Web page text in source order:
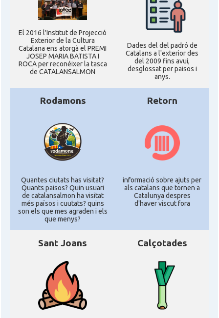
El 2016 l'Institut de Projecció
Exterior de la Cultura
Catalana ens atorgà el PREMI
JOSEP MARIA BATISTA I
ROCA per reconéixer la tasca
de CATALANSALMON
Dades del del padró de
Catalans a l'exterior des
del 2009 fins avui,
desglossat per paisos i
anys.
Rodamons
Quantes ciutats has visitat?
Quants paisos? Quin usuari
de catalansalmon ha visitat
més països i cuutats? quins
son els que mes agraden i els
que menys?
Retorn
informació sobre ajuts per
als catalans que tornen a
Catalunya despres
d'haver viscut fora
Sant Joans Calçotades